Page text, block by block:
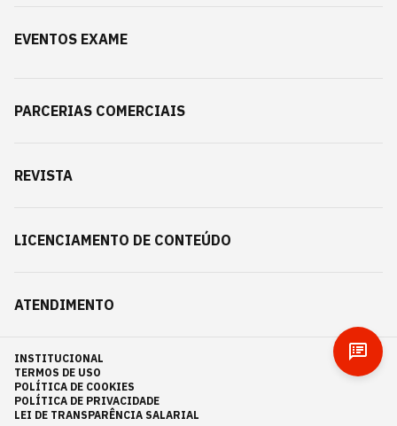
EVENTOS EXAME
PARCERIAS COMERCIAIS
REVISTA
LICENCIAMENTO DE CONTEÚDO
ATENDIMENTO
INSTITUCIONAL
TERMOS DE USO
POLÍTICA DE COOKIES
POLÍTICA DE PRIVACIDADE
LEI DE TRANSPARÊNCIA SALARIAL